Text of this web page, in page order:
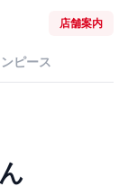
店舗案内
ピース